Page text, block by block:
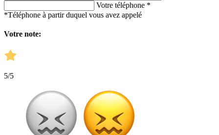
Votre téléphone *
*Téléphone à partir duquel vous avez appelé
Votre note:
5/5